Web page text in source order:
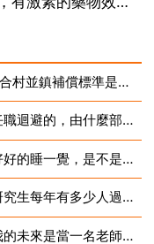
幾毛錢，見效快，
後兩週就好了，十
國家對合村並鎮是強制執行嗎，2019合村並鎮補償標準是什麼
因地域或工作性質特殊，需變通執行任職迴避的，由什麼部門規定
是不是好好睡一覺，就什麼都忘了，好好的睡一覺，是不是可以忘掉昨天得煩惱？
你好，請問南昌大學化工程和化工藝研究生每年有多少人過線被刷
我的未來當老師的作文怎麼寫，作文我的未來是當一名老師450左右